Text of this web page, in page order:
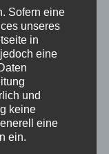
Sofern eine
unseres
in
eine
und
keine
eine
ein.